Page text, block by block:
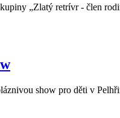
„Zlatý retrívr - člen
show pro děti v